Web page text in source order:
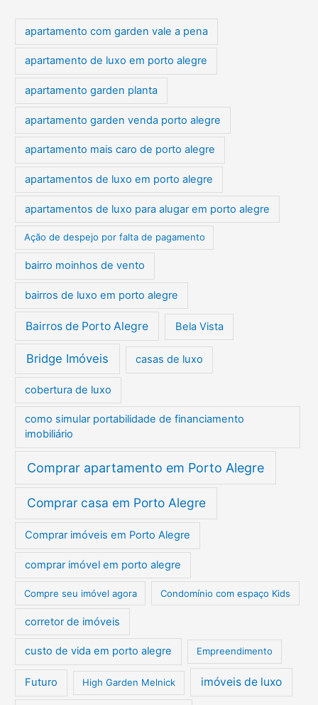
apartamento com garden vale a pena
apartamento de luxo em porto alegre
apartamento garden planta
apartamento garden venda porto alegre
apartamento mais caro de porto alegre
apartamentos de luxo em porto alegre
apartamentos de luxo para alugar em porto alegre
Ação de despejo por falta de pagamento
bairro moinhos de vento
bairros de luxo em porto alegre
Bairros de Porto Alegre Bela Vista
Bridge Imóveis casas de luxo
cobertura de luxo
como simular portabilidade de financiamento
imobiliário
Comprar apartamento em Porto Alegre
Comprar casa em Porto Alegre
Comprar imóveis em Porto Alegre
comprar imóvel em porto alegre
Compre seu imóvel agora Condomínio com espaço Kids
corretor de imóveis
custo de vida em porto alegre Empreendimento
Futuro High Garden Melnick imóveis de luxo